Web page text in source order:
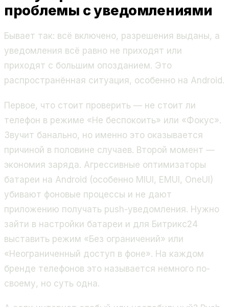
проблемы с уведомлениями
Бывает так: всё включено, разрешения выданы, а
уведомления всё равно не приходят или
приходят с большим опозданием. Это
распространённая ситуация, особенно на Android.
Первое, что стоит проверить — не стоит ли
телефон в режиме «Не беспокоить» или «Фокус».
Звучит банально, но именно это оказывается
причиной в половине случаев. Второй момент —
экономия заряда. Агрессивные оптимизаторы
батареи на Android (особенно MIUI, EMUI, OneUI)
убивают фоновые процессы и не дают
приложению получать push-уведомления. Нужно
зайти в настройки батареи и для Битрикс24
выставить режим «Без ограничений» или
«Неограниченный доступ в фоне». На каждом
бренде телефонов это называется немного по-
своему, но суть одна.